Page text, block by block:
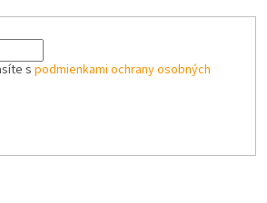
s podmienkami ochrany osobných